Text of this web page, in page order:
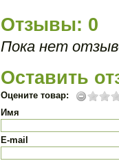
Отзывы: 0
Пока нет
Оставить
Оцените товар:
Имя
E-mail